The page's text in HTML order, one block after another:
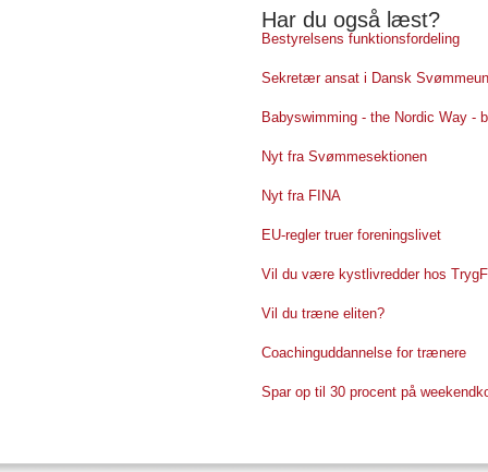
Har du også læst?
Bestyrelsens funktionsfordeling
Sekretær ansat i Dansk
Babyswimming - the Nordic Way -
Nyt fra Svømmesektionen
Nyt fra FINA
EU-regler truer foreningslivet
Vil du være kystlivredder hos
Vil du træne eliten?
Coachinguddannelse for trænere
Spar op til 30 procent på